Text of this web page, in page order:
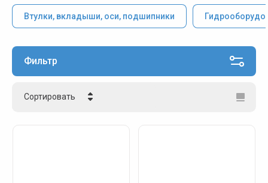
Втулки, вкладыши, оси, подшипники
Фильтр
Сортировать
Цена - убывание